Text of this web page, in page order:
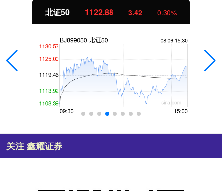
北证50 1122.88 3.42 0.30%
关注 鑫耀证券